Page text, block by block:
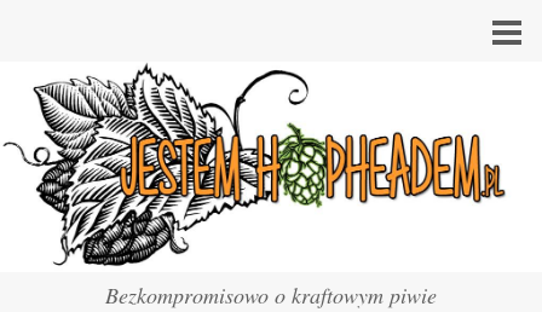
Bezkompromisowo o kraftowym piwie